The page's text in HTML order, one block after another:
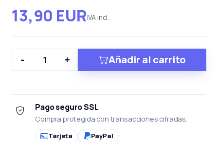
13,90 EURIVA incl.
- + Añadir al carrito
Pago seguro SSL
Compra protegida con transacciones cifradas.
Tarjeta PayPal